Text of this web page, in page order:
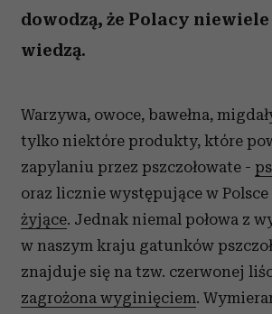
dowodzą, że Polacy
wiedzą.
Warzywa, owoce, bawełna,
tylko niektóre produkty, które
zapylaniu przez pszczołowate -
oraz licznie występujące w Polsce
żyjące. Jednak niemal połowa z
w naszym kraju gatunków
znajduje się na tzw. czerwonej
zagrożona wyginięciem.